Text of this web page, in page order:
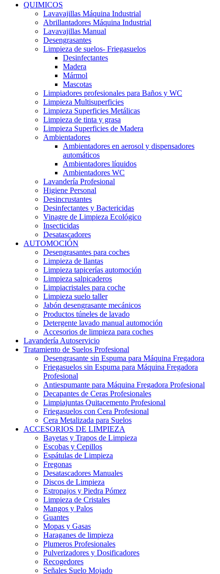
QUIMICOS
Lavavajillas Máquina Industrial
Abrillantadores Máquina Industrial
Lavavajillas Manual
Desengrasantes
Limpieza de suelos- Friegasuelos
Desinfectantes
Madera
Mármol
Mascotas
Limpiadores profesionales para Baños y WC
Limpieza Multisuperficies
Limpieza Superficies Metálicas
Limpieza de tinta y grasa
Limpieza Superficies de Madera
Ambientadores
Ambientadores en aerosol y dispensadores
automáticos
Ambientadores líquidos
Ambientadores WC
Lavandería Profesional
Higiene Personal
Desincrustantes
Desinfectantes y Bactericidas
Vinagre de Limpieza Ecológico
Insecticidas
Desatascadores
AUTOMOCIÓN
Desengrasantes para coches
Limpieza de llantas
Limpieza tapicerías automoción
Limpieza salpicaderos
Limpiacristales para coche
Limpieza suelo taller
Jabón desengrasante mecánicos
Productos túneles de lavado
Detergente lavado manual automoción
Accesorios de limpieza para coches
Lavandería Autoservicio
Tratamiento de Suelos Profesional
Desengrasante sin Espuma para Máquina Fregadora
Friegasuelos sin Espuma para Máquina Fregadora
Profesional
Antiespumante para Máquina Fregadora Profesional
Decapantes de Ceras Profesionales
Limpiajuntas Quitacemento Profesional
Friegasuelos con Cera Profesional
Cera Metalizada para Suelos
ACCESORIOS DE LIMPIEZA
Bayetas y Trapos de Limpieza
Escobas y Cepillos
Espátulas de Limpieza
Fregonas
Desatascadores Manuales
Discos de Limpieza
Estropajos y Piedra Pómez
Limpieza de Cristales
Mangos y Palos
Guantes
Mopas y Gasas
Haraganes de limpieza
Plumeros Profesionales
Pulverizadores y Dosificadores
Recogedores
Señales Suelo Mojado